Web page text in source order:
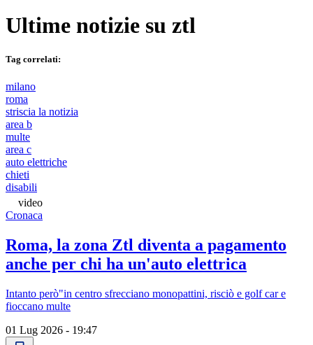
Ultime notizie su ztl
Tag correlati:
milano
roma
striscia la notizia
area b
multe
area c
auto elettriche
chieti
disabili
video
Cronaca
Roma, la zona Ztl diventa a pagamento
anche per chi ha un'auto elettrica
Intanto però"in centro sfrecciano monopattini, risciò e golf car e
fioccano multe
01 Lug 2026 - 19:47